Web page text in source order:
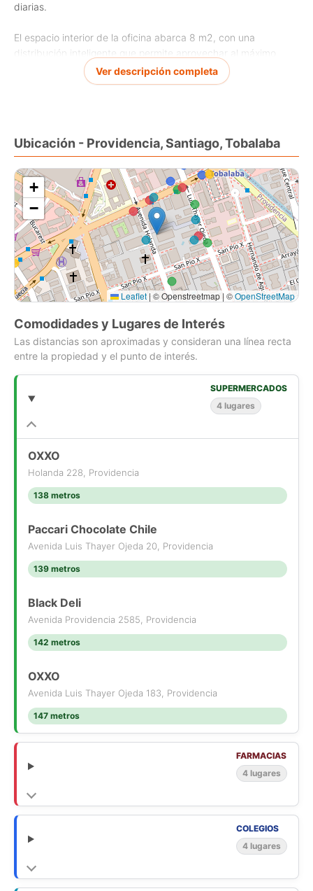
diarias.
El espacio interior de la oficina abarca 8 m2, con una
distribución inteligente que permite aprovechar al máximo
cada rincón. Además, cuenta con 50 m2 de terreno donde se
ubica el edificio, ofreciendo así una ubicación privilegiada.
Además, cuenta con buenas conexiones de transporte público
y acceso directo a importantes vías de la ciudad. No pierdas
la oportunidad de instalarte en esta oficina bien ubicada y
funcional.
Ver descripción completa
Ubicación - Providencia, Santiago, Tobalaba
+
−
Leaflet | © Openstreetmap | ©OpenStreetMap
Comodidades y Lugares de Interés
Las distancias son aproximadas y consideran una línea recta
entre la propiedad y el punto de interés.
SUPERMERCADOS
4 lugares
OXXO
Holanda 228, Providencia
138 metros
Paccari Chocolate Chile
Avenida Luis Thayer Ojeda 20, Providencia
139 metros
Black Deli
Avenida Providencia 2585, Providencia
142 metros
OXXO
Avenida Luis Thayer Ojeda 183, Providencia
147 metros
FARMACIAS
4 lugares
COLEGIOS
4 lugares